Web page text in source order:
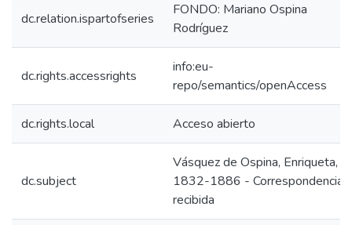
dc.relation.ispartofseries
FONDO: Mariano Ospina
Rodríguez
dc.rights.accessrights
info:eu-
repo/semantics/openAccess
dc.rights.local Acceso abierto
dc.subject
Vásquez de Ospina, Enriqueta,
1832-1886 - Correspondencia
recibida